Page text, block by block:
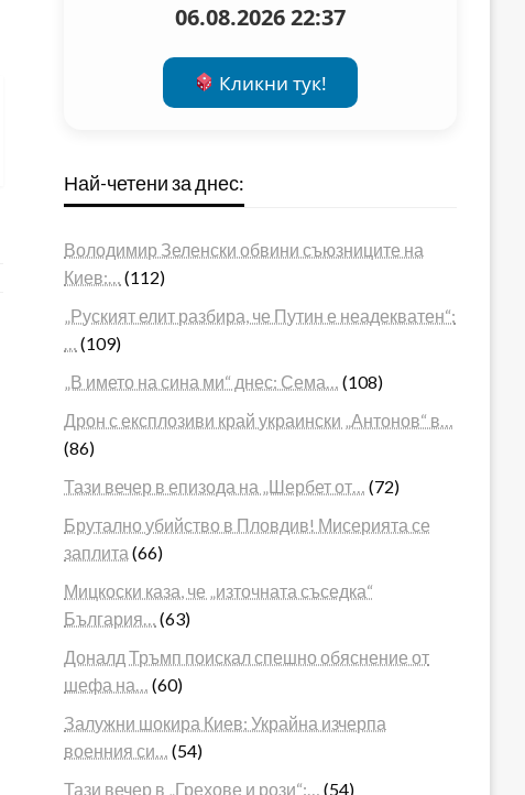
06.08.2026 22:37
Кликни тук!
Най-четени за днес:
Володимир Зеленски обвини съюзниците на
Киев:…
(112)
„Руският елит разбира, че Путин е неадекватен“:
(109)
„В името на сина ми“ днес: Сема…
(108)
Дрон с експлозиви край украински „Антонов“ в…
(86)
Тази вечер в епизода на „Шербет от…
(72)
Брутално убийство в Пловдив! Мисерията се
заплита (66)
Мицкоски каза, че „източната съседка“
България…
(63)
Доналд Тръмп поискал спешно обяснение от
шефа на…
(60)
Залужни шокира Киев: Украйна изчерпа
военния си…
(54)
Тази вечер в „Грехове и рози“:…
(54)